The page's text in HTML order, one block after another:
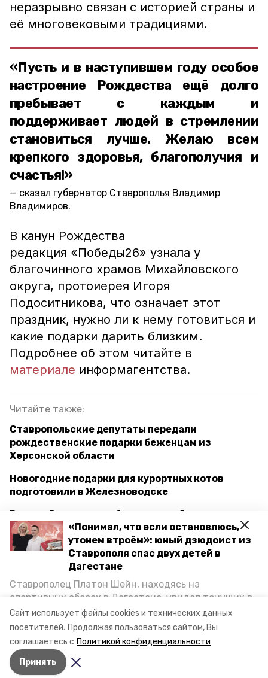
Сайт использует файлы cookies и технических данных
посетителей. Продолжая пользоваться сайтом, Вы
соглашаетесь с Политикой конфиденциальности
Принять
«Понимал, что если остановлюсь,
утонем втроём»: юный дзюдоист из
Ставрополя спас двух детей в
Дагестане
Ставрополец Платон Шейн, находясь на
спортивных сборах в Дегестане, увидел тонущих в
Каспийском море детей и бросился на помощь. По
возвращении домой, отважного мальчика
пригласили в министерство образования края и
наградили. Корреспондент «Победы26» пообщался
с юным героем.
неразрывно связан с историей страны и
её многовековыми традициями.
«Пусть и в наступившем году особое
настроение Рождества ещё долго
пребывает с каждым и
поддерживает людей в стремлении
становиться лучше. Желаю всем
крепкого здоровья, благополучия и
счастья!»
сказал губернатор Ставрополья Владимир
Владимиров.
В канун Рождества
редакция «Победы26» узнала у
благочинного храмов Михайловского
округа, протоиерея Игоря
Подоситникова, что означает этот
праздник, нужно ли к нему готовиться и
какие подарки дарить близким.
Подробнее об этом читайте в
материале информагентства.
Читайте также:
Ставропольские депутаты передали
рождественские подарки беженцам из
Херсонской области
Новогодние подарки для курортных котов
подготовили в Железноводске
В канун Рождества общественный транспорт на
Ставрополье будет работать допоздна
ставропольский край
губернатор владимир владимиров
рождество христово поздравление
Авторы: Кристина Кузёма